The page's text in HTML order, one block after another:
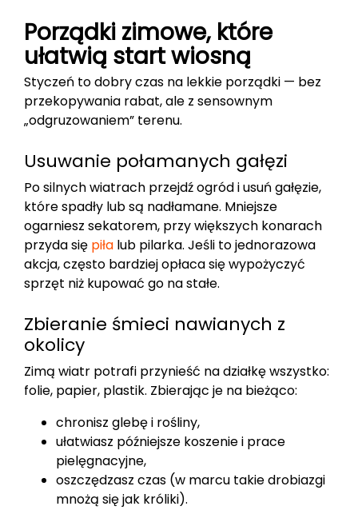
Porządki zimowe, które
ułatwią start wiosną
Styczeń to dobry czas na lekkie porządki — bez
przekopywania rabat, ale z sensownym
„odgruzowaniem” terenu.
Usuwanie połamanych gałęzi
Po silnych wiatrach przejdź ogród i usuń gałęzie,
które spadły lub są nadłamane. Mniejsze
ogarniesz sekatorem, przy większych konarach
przyda się piła lub pilarka. Jeśli to jednorazowa
akcja, często bardziej opłaca się wypożyczyć
sprzęt niż kupować go na stałe.
Zbieranie śmieci nawianych z
okolicy
Zimą wiatr potrafi przynieść na działkę wszystko:
folie, papier, plastik. Zbierając je na bieżąco:
chronisz glebę i rośliny,
ułatwiasz późniejsze koszenie i prace
pielęgnacyjne,
oszczędzasz czas (w marcu takie drobiazgi
mnożą się jak króliki).